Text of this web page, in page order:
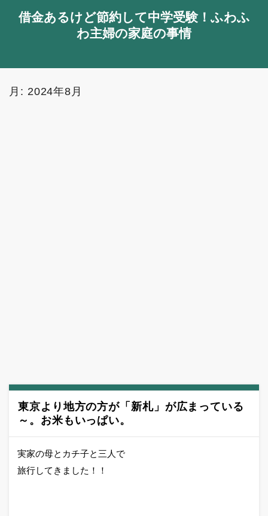
借金あるけど節約して中学受験！ふわふ
わ主婦の家庭の事情
月: 2024年8月
東京より地方の方が「新札」が広まっている
～。お米もいっぱい。
実家の母とカチ子と三人で
旅行してきました！！